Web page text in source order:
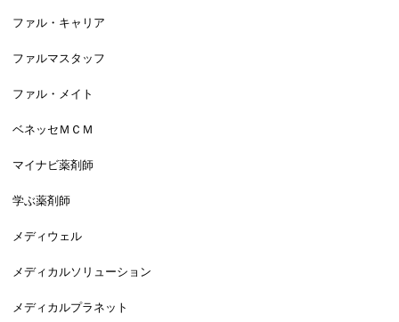
ファル・キャリア
ファルマスタッフ
ファル・メイト
ベネッセＭＣＭ
マイナビ薬剤師
学ぶ薬剤師
メディウェル
メディカルソリューション
メディカルプラネット